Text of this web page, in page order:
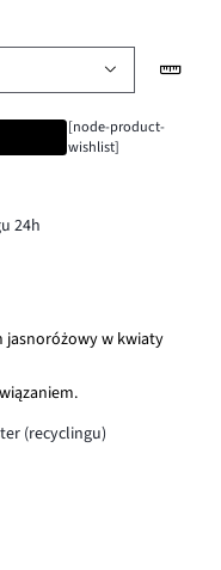
[node-product-
wishlist]
24h
jasnoróżowy w kwiaty
(recyclingu)